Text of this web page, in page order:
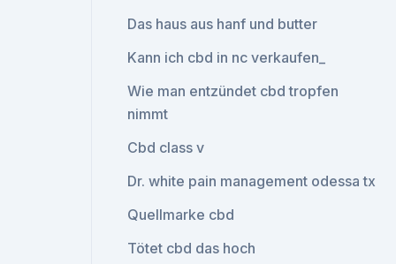
Das haus aus hanf und butter
Kann ich cbd in nc verkaufen_
Wie man entzündet cbd tropfen
nimmt
Cbd class v
Dr. white pain management odessa tx
Quellmarke cbd
Tötet cbd das hoch